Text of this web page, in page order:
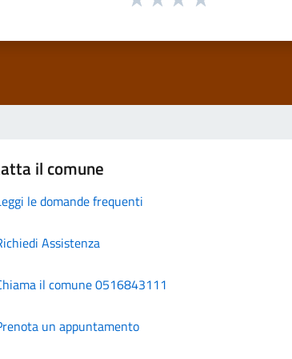
il comune
le domande frequenti
Assistenza
il comune 0516843111
un appuntamento